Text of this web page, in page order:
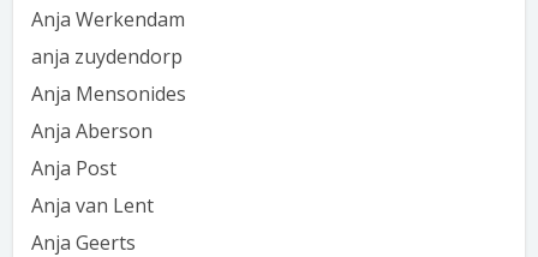
Anja Werkendam
anja zuydendorp
Anja Mensonides
Anja Aberson
Anja Post
Anja van Lent
Anja Geerts